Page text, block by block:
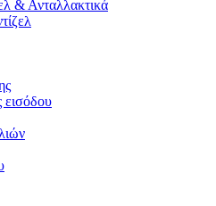
& Ανταλλακτικά
εισόδου